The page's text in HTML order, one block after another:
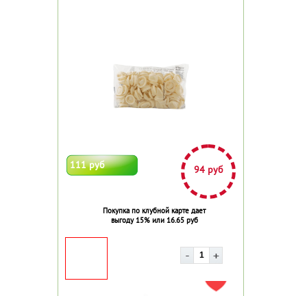
111 руб 94 руб
Покупка по клубной карте дает
выгоду 15% или 16.65 руб
ДОБАВИТЬ В ИЗБРАННОЕ